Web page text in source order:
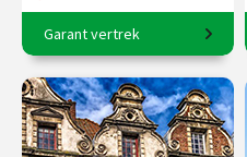
8-daagse reis o.l.v. Krzysztof
Dobrowolski-Onclin.
€ 2545.00
vanaf 8
aug.
Garant vertrek